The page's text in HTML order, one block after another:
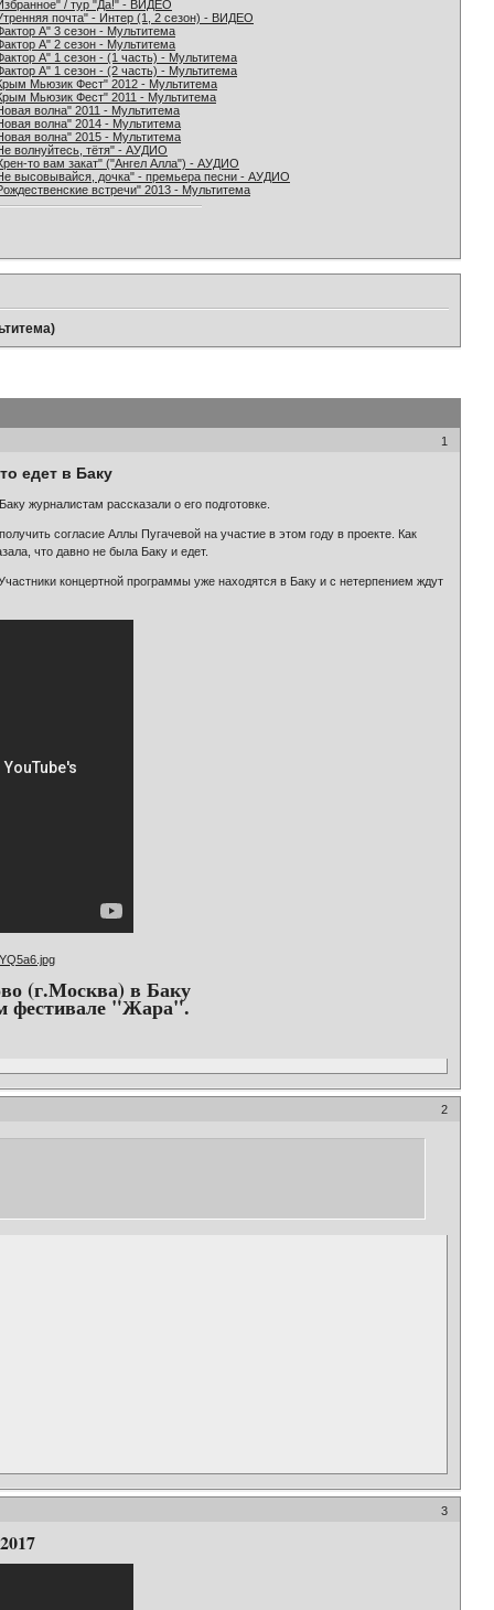
/ тур "Да!" - ВИДЕО
почта" - Интер (1, 2 сезон) - ВИДЕО
А" 3 сезон - Мультитема
А" 2 сезон - Мультитема
А" 1 сезон - (1 часть) - Мультитема
А" 1 сезон - (2 часть) - Мультитема
Мьюзик Фест" 2012 - Мультитема
Мьюзик Фест" 2011 - Мультитема
волна" 2011 - Мультитема
волна" 2014 - Мультитема
волна" 2015 - Мультитема
волнуйтесь, тётя" - АУДИО
то вам закат" ("Ангел Алла") - АУДИО
высовывайся, дочка" - премьера песни - АУДИО
встречи" 2013 - Мультитема
1
едет в Баку
журналистам рассказали о его подготовке.
согласие Аллы Пугачевой на участие в этом году в проекте. Как
что давно не была Баку и едет.
концертной программы уже находятся в Баку и с нетерпением ждут
(г.Москва) в Баку
фестивале "Жара".
2
3